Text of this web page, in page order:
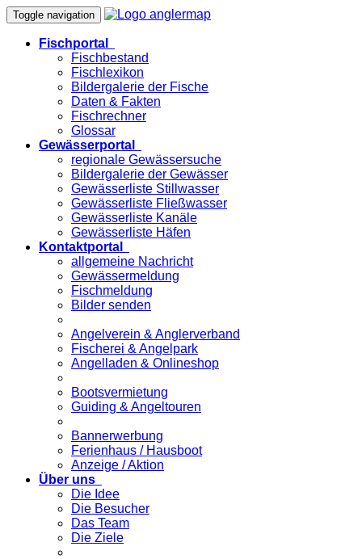
Toggle navigation
Fischportal
Fischbestand
Fischlexikon
Bildergalerie der Fische
Daten & Fakten
Fischrechner
Glossar
Gewässerportal
regionale Gewässersuche
Bildergalerie der Gewässer
Gewässerliste Stillwasser
Gewässerliste Fließwasser
Gewässerliste Kanäle
Gewässerliste Häfen
Kontaktportal
allgemeine Nachricht
Gewässermeldung
Fischmeldung
Bilder senden
Angelverein & Anglerverband
Fischerei & Angelpark
Angelladen & Onlineshop
Bootsvermietung
Guiding & Angeltouren
Bannerwerbung
Ferienhaus / Hausboot
Anzeige / Aktion
Über uns
Die Idee
Die Besucher
Das Team
Die Ziele